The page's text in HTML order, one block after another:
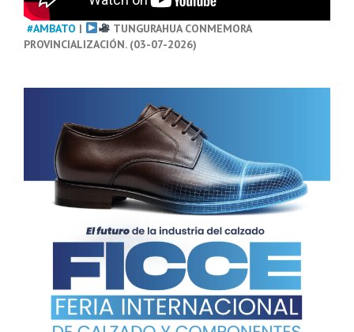
#AMBATO |
TUNGURAHUA CONMEMORA
PROVINCIALIZACIÓN. (03-07-2026)